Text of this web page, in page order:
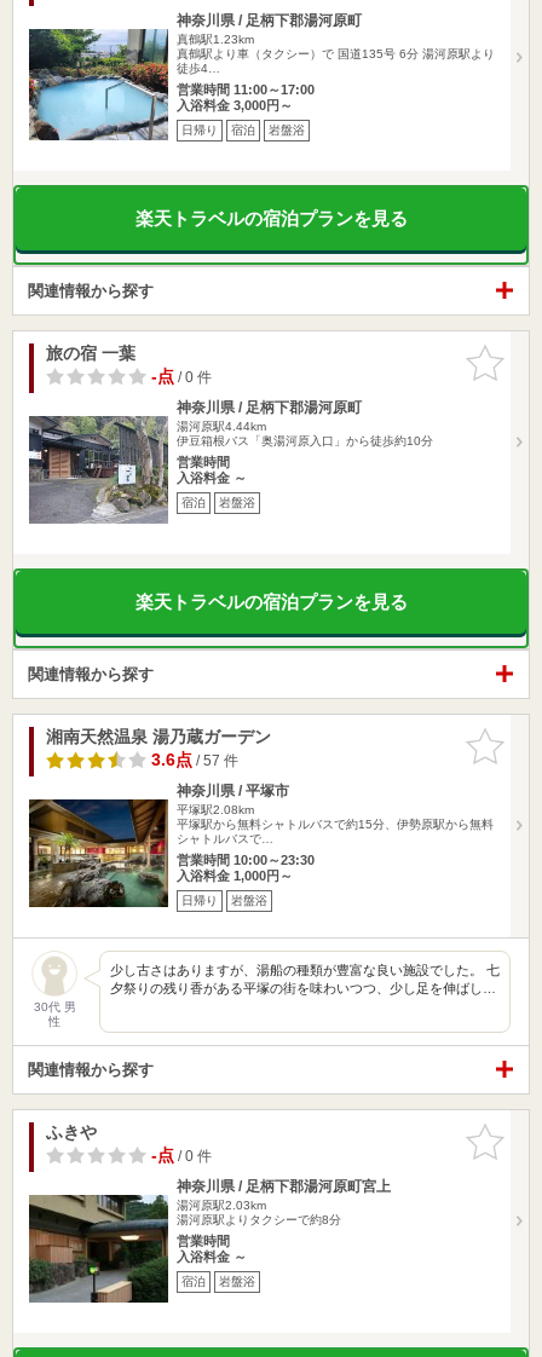
神奈川県 / 足柄下郡湯河原町
真鶴駅1.23km
真鶴駅より車（タクシー）で 国道135号 6分 湯河原駅より
徒歩4…
営業時間 11:00～17:00
入浴料金 3,000円～
日帰り 宿泊 岩盤浴
楽天トラベルの宿泊プランを見る
関連情報から探す
お気に入
りに追加
旅の宿 一葉
-点/ 0 件
神奈川県 / 足柄下郡湯河原町
湯河原駅4.44km
伊豆箱根バス「奥湯河原入口」から徒歩約10分
営業時間
入浴料金 ～
宿泊 岩盤浴
楽天トラベルの宿泊プランを見る
関連情報から探す
お気に入
りに追加
湘南天然温泉 湯乃蔵ガーデン
3.6点/ 57 件
神奈川県 / 平塚市
平塚駅2.08km
平塚駅から無料シャトルバスで約15分、伊勢原駅から無料
シャトルバスで…
営業時間 10:00～23:30
入浴料金 1,000円～
日帰り 岩盤浴
30代 男
性
少し古さはありますが、湯船の種類が豊富な良い施設でした。 七
夕祭りの残り香がある平塚の街を味わいつつ、少し足を伸ばし…
関連情報から探す
お気に入
りに追加
ふきや
-点/ 0 件
神奈川県 / 足柄下郡湯河原町宮上
湯河原駅2.03km
湯河原駅よりタクシーで約8分
営業時間
入浴料金 ～
宿泊 岩盤浴